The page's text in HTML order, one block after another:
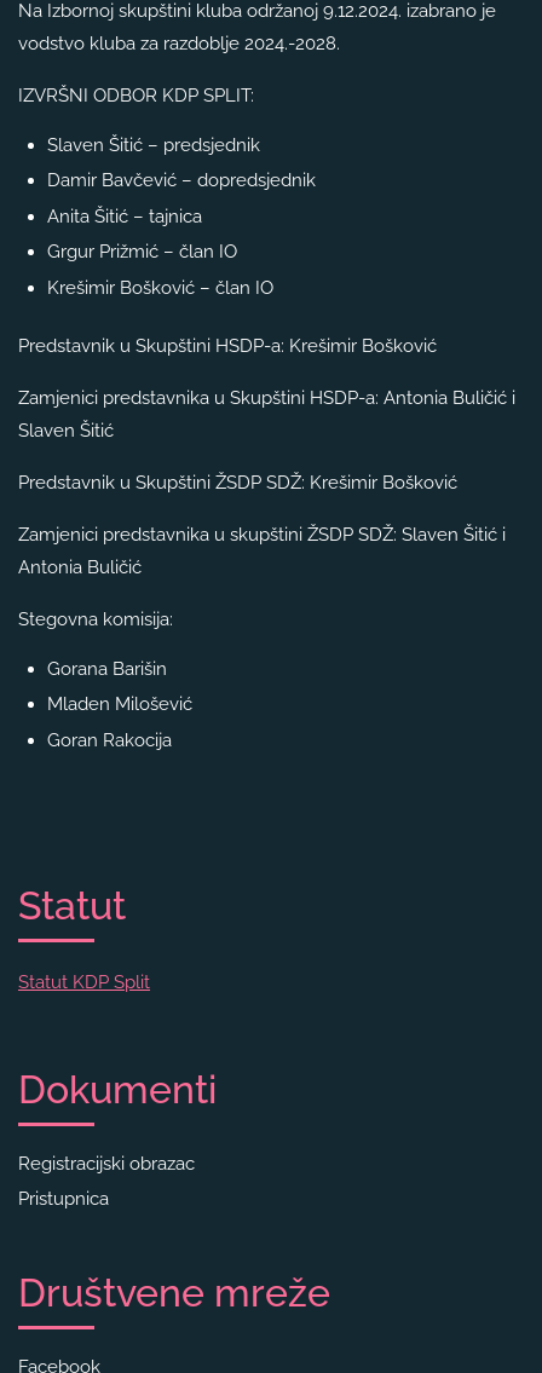
Na Izbornoj skupštini kluba održanoj 9.12.2024. izabrano je
vodstvo kluba za razdoblje 2024.-2028.
IZVRŠNI ODBOR KDP SPLIT:
Slaven Šitić – predsjednik
Damir Bavčević – dopredsjednik
Anita Šitić – tajnica
Grgur Prižmić – član IO
Krešimir Bošković – član IO
Predstavnik u Skupštini HSDP-a: Krešimir Bošković
Zamjenici predstavnika u Skupštini HSDP-a: Antonia Buličić i
Slaven Šitić
Predstavnik u Skupštini ŽSDP SDŽ: Krešimir Bošković
Zamjenici predstavnika u skupštini ŽSDP SDŽ: Slaven Šitić i
Antonia Buličić
Stegovna komisija:
Gorana Barišin
Mladen Milošević
Goran Rakocija
Statut
Statut KDP Split
Dokumenti
Registracijski obrazac
Pristupnica
Društvene mreže
Facebook